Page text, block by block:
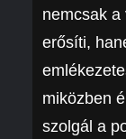
nemcsak a
erősíti,
miközben
szolgál a